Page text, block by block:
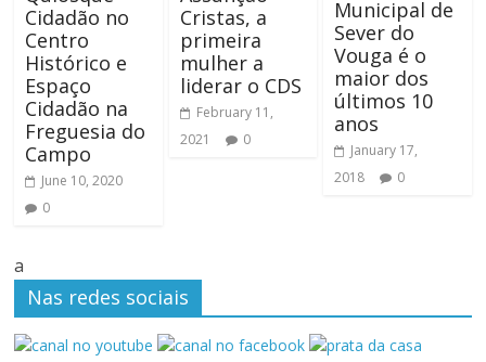
Cidadão no
Centro
Histórico e
Espaço
Cidadão na
Freguesia do
Campo
June 10, 2020
0
Cristas, a
primeira
mulher a
liderar o CDS
February 11,
2021
0
Municipal de
Sever do
Vouga é o
maior dos
últimos 10
anos
January 17,
2018
0
a
Nas redes sociais